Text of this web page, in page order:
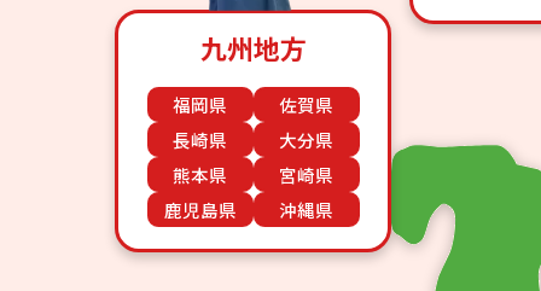
九州地方
福岡県
佐賀県
長崎県
大分県
熊本県
宮崎県
鹿児島県
沖縄県